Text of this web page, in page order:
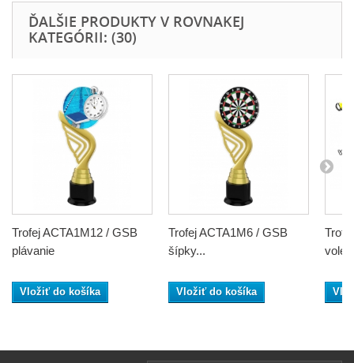
ĎALŠIE PRODUKTY V ROVNAKEJ
KATEGÓRII: (30)
Trofej ACTA1M12 / GSB
plávanie
Vložiť do košíka
Trofej ACTA1M6 / GSB
šípky...
Vložiť do košíka